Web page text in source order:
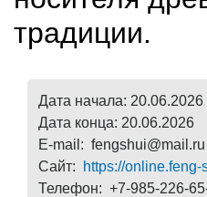
традиции.
Дата начала: 20.06.2026
Дата конца: 20.06.2026
E-mail: fengshui@mail.ru
Сайт:
https://
Телефон: +7-985-226-